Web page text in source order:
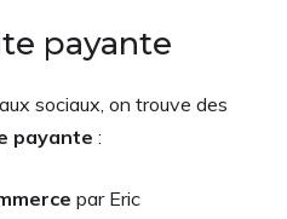
payante
sociaux, on trouve des
payante :
par Eric